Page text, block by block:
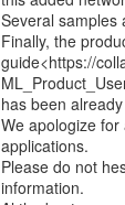
Several samples
Finally, the
guide<https://
has been
We apologize
applications.
Please do not
information.